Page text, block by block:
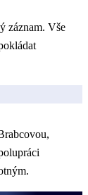
záznam. Vše